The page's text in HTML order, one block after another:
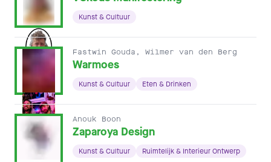
Kunst & Cultuur
Fastwin Gouda, Wilmer van den Berg
Warmoes
Kunst & Cultuur Eten & Drinken
Anouk Boon
Zaparoya Design
Kunst & Cultuur Ruimtelijk & Interieur Ontwerp